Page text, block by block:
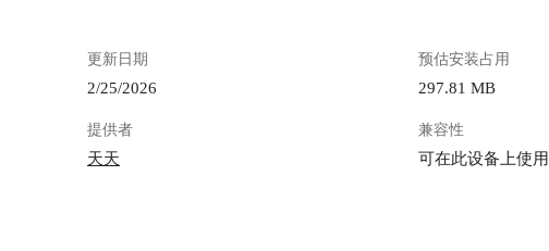
更新日期
2/25/2026
预估安装占用
297.81 MB
提供者
天天
兼容性
可在此设备上使用